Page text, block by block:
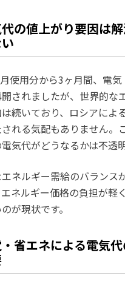
の値上がり要因は
使用分から3ヶ月間、電
されましたが、世界的な
続いており、ロシアによ
れる気配もありません。
気代がどうなるかは不透明
ネルギー需給のバランス
ネルギー価格の負担が軽
が現状です。
省エネによる電気